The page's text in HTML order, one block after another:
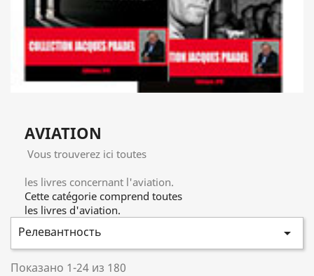
AVIATION
Vous trouverez ici toutes
les livres concernant l'aviation.
Cette catégorie comprend toutes
les livres d'aviation.
Релевантность 
Показано 1-24 из 180